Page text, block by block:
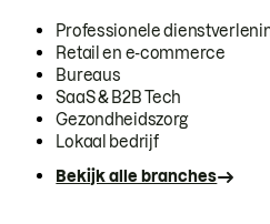
Professionele
Retail en e-commerce
Bureaus
SaaS & B2B Tech
Gezondheidszorg
Lokaal bedrijf
Bekijk alle branches